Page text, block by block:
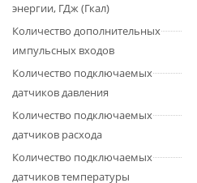
энергии, ГДж (Гкал)
Количество дополнительных
импульсных входов
Количество подключаемых
датчиков давления
Количество подключаемых
датчиков расхода
Количество подключаемых
датчиков температуры